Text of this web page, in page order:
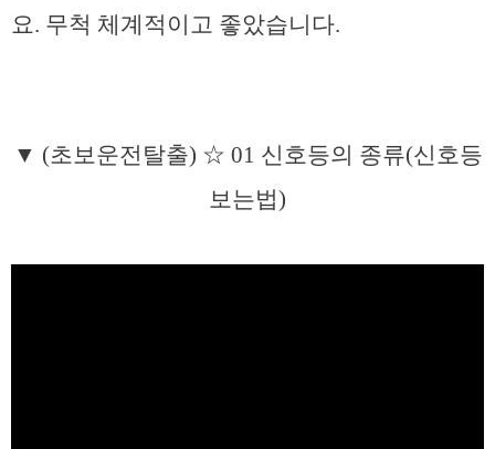
요. 무척 체계적이고 좋았습니다.
▼ (초보운전탈출) ☆ 01 신호등의 종류(신호등
보는법)